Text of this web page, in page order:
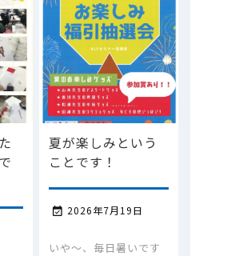
夏が楽しみという
ことです！
 2026年7月19日
いや～、毎日暑いです